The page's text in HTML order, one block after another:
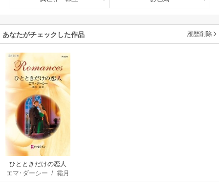
あなたがチェックした作品 履歴削除
ひとときだけの恋人
エマ･ダーシー /霜月
桂